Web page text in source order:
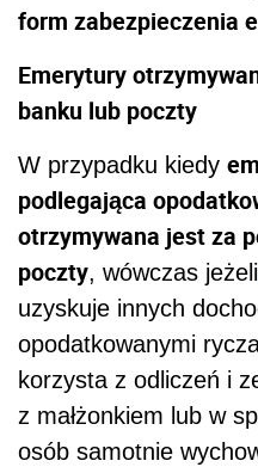
form zabezpieczenia
Emerytury
banku lub poczty
W przypadku kiedy
podlegająca
otrzymywana jest za
poczty, wówczas jeżeli
uzyskuje innych
opodatkowanymi
korzysta z odliczeń i
z małżonkiem lub w
osób samotnie